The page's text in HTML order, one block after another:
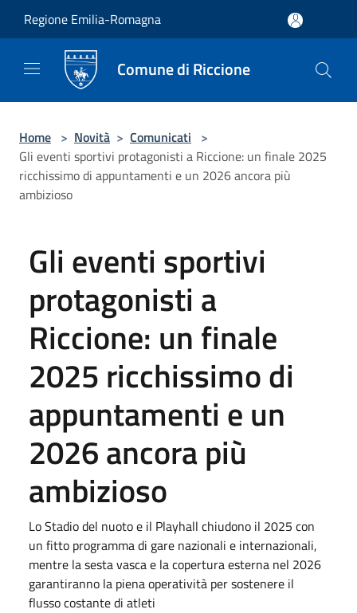
Regione Emilia-Romagna
Comune di Riccione
Home > Novità > Comunicati >
Gli eventi sportivi protagonisti a Riccione: un finale 2025
ricchissimo di appuntamenti e un 2026 ancora più
ambizioso
Gli eventi sportivi
protagonisti a
Riccione: un finale
2025 ricchissimo di
appuntamenti e un
2026 ancora più
ambizioso
Lo Stadio del nuoto e il Playhall chiudono il 2025 con
un fitto programma di gare nazionali e internazionali,
mentre la sesta vasca e la copertura esterna nel 2026
garantiranno la piena operatività per sostenere il
flusso costante di atleti